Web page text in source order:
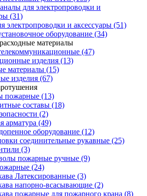
для электропроводки и
(31)
электропроводки и аксессуары (51)
оборудование (34)
материалы
(47)
изделия (13)
материалы (15)
изделия (67)
пожарные (13)
составы (18)
(2)
арматура (49)
оборудование (12)
соединительные рукавные (25)
(3)
пожарные ручные (9)
(24)
Латексированные (3)
напорно-всасывающие (2)
пожарные для пожарного крана (8)